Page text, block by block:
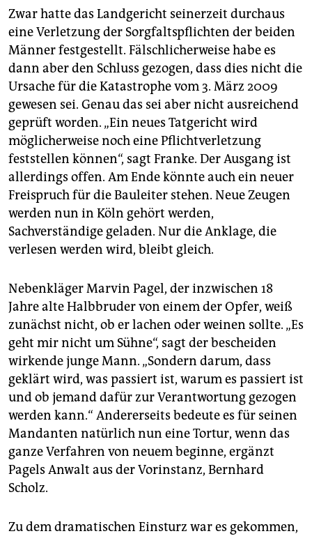
Zwar hatte das Landgericht seinerzeit durchaus
eine Verletzung der Sorgfaltspflichten der beiden
Männer festgestellt. Fälschlicherweise habe es
dann aber den Schluss gezogen, dass dies nicht die
Ursache für die Katastrophe vom 3. März 2009
gewesen sei. Genau das sei aber nicht ausreichend
geprüft worden. „Ein neues Tatgericht wird
möglicherweise noch eine Pflichtverletzung
feststellen können“, sagt Franke. Der Ausgang ist
allerdings offen. Am Ende könnte auch ein neuer
Freispruch für die Bauleiter stehen. Neue Zeugen
werden nun in Köln gehört werden,
Sachverständige geladen. Nur die Anklage, die
verlesen werden wird, bleibt gleich.
Nebenkläger Marvin Pagel, der inzwischen 18
Jahre alte Halbbruder von einem der Opfer, weiß
zunächst nicht, ob er lachen oder weinen sollte. „Es
geht mir nicht um Sühne“, sagt der bescheiden
wirkende junge Mann. „Sondern darum, dass
geklärt wird, was passiert ist, warum es passiert ist
und ob jemand dafür zur Verantwortung gezogen
werden kann.“ Andererseits bedeute es für seinen
Mandanten natürlich nun eine Tortur, wenn das
ganze Verfahren von neuem beginne, ergänzt
Pagels Anwalt aus der Vorinstanz, Bernhard
Scholz.
Zu dem dramatischen Einsturz war es gekommen,